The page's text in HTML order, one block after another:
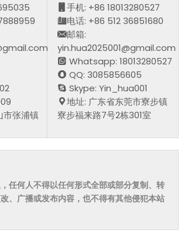
市张浦镇
手机: +86 18013280527
电话: +86 512 36851680
邮箱:
yin.hua2025001@gmail.com
Whatsapp: 18013280527
QQ: 3085856605
Skype: Yin_hua001
地址: 广东省东莞市寮步镇
寮步福来路7号2栋301室
任何人不得以任何形式全部或部分复制、转
、广播或发布内容，也不得有其他侵犯本站